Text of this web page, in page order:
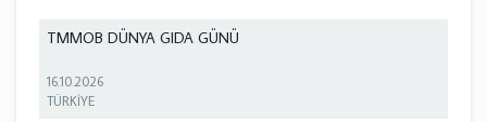
TMMOB DÜNYA GIDA GÜNÜ
16.10.2026
TÜRKİYE